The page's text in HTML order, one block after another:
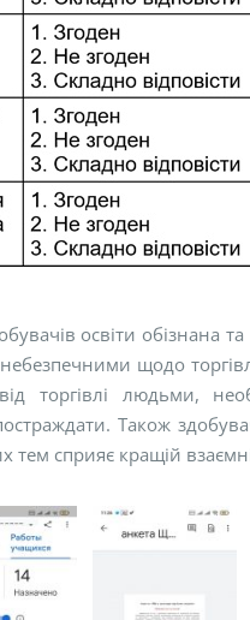
освіти обізнана та
небезпечними щодо
торгівлі людьми,
Також
сприяє кращій